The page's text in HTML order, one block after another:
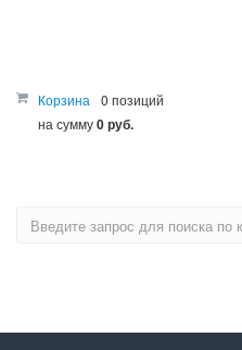
Корзина
0 позиций
на сумму0 руб.